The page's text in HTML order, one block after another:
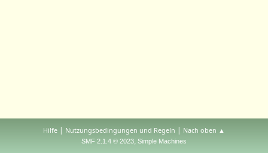
Hilfe | Nutzungsbedingungen und Regeln | Nach oben ▲
SMF 2.1.4 © 2023, Simple Machines